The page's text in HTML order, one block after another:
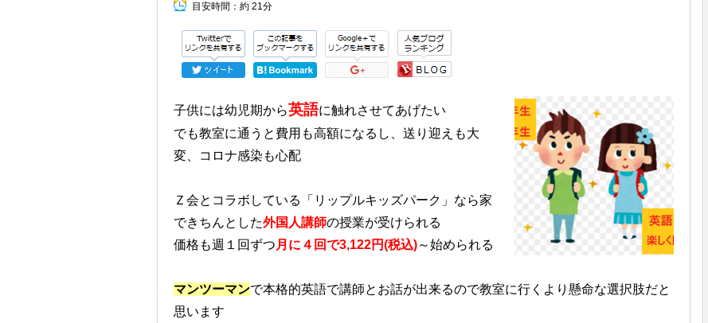
目安時間： 約 21分
子供には幼児期から英語に触れさせてあげたい
でも教室に通うと費用も高額になるし、送り迎えも大
変、コロナ感染も心配
Ｚ会とコラボしている「リップルキッズパーク」なら家
できちんとした外国人講師の授業が受けられる
価格も週１回ずつ 月に４回で3,122円(税込)～始められる
マンツーマンで本格的英語で講師とお話が出来るので教室に行くより懸命な選択肢だと
思います